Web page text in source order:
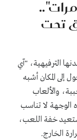
تحت
الترفيهية، "آي
المكان أشبه
والألعاب
الوجهة لا تناسب
خفة اللعب،
الخارج.